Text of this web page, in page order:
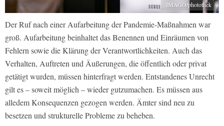
IMAGO/photothek
Der Ruf nach einer Aufarbeitung der Pandemie-Maßnahmen war
groß. Aufarbeitung beinhaltet das Benennen und Einräumen von
Fehlern sowie die Klärung der Verantwortlichkeiten. Auch das
Verhalten, Auftreten und Äußerungen, die öffentlich oder privat
getätigt wurden, müssen hinterfragt werden. Entstandenes Unrecht
gilt es – soweit möglich – wieder gutzumachen. Es müssen aus
alledem Konsequenzen gezogen werden. Ämter sind neu zu
besetzen und strukturelle Probleme zu beheben.